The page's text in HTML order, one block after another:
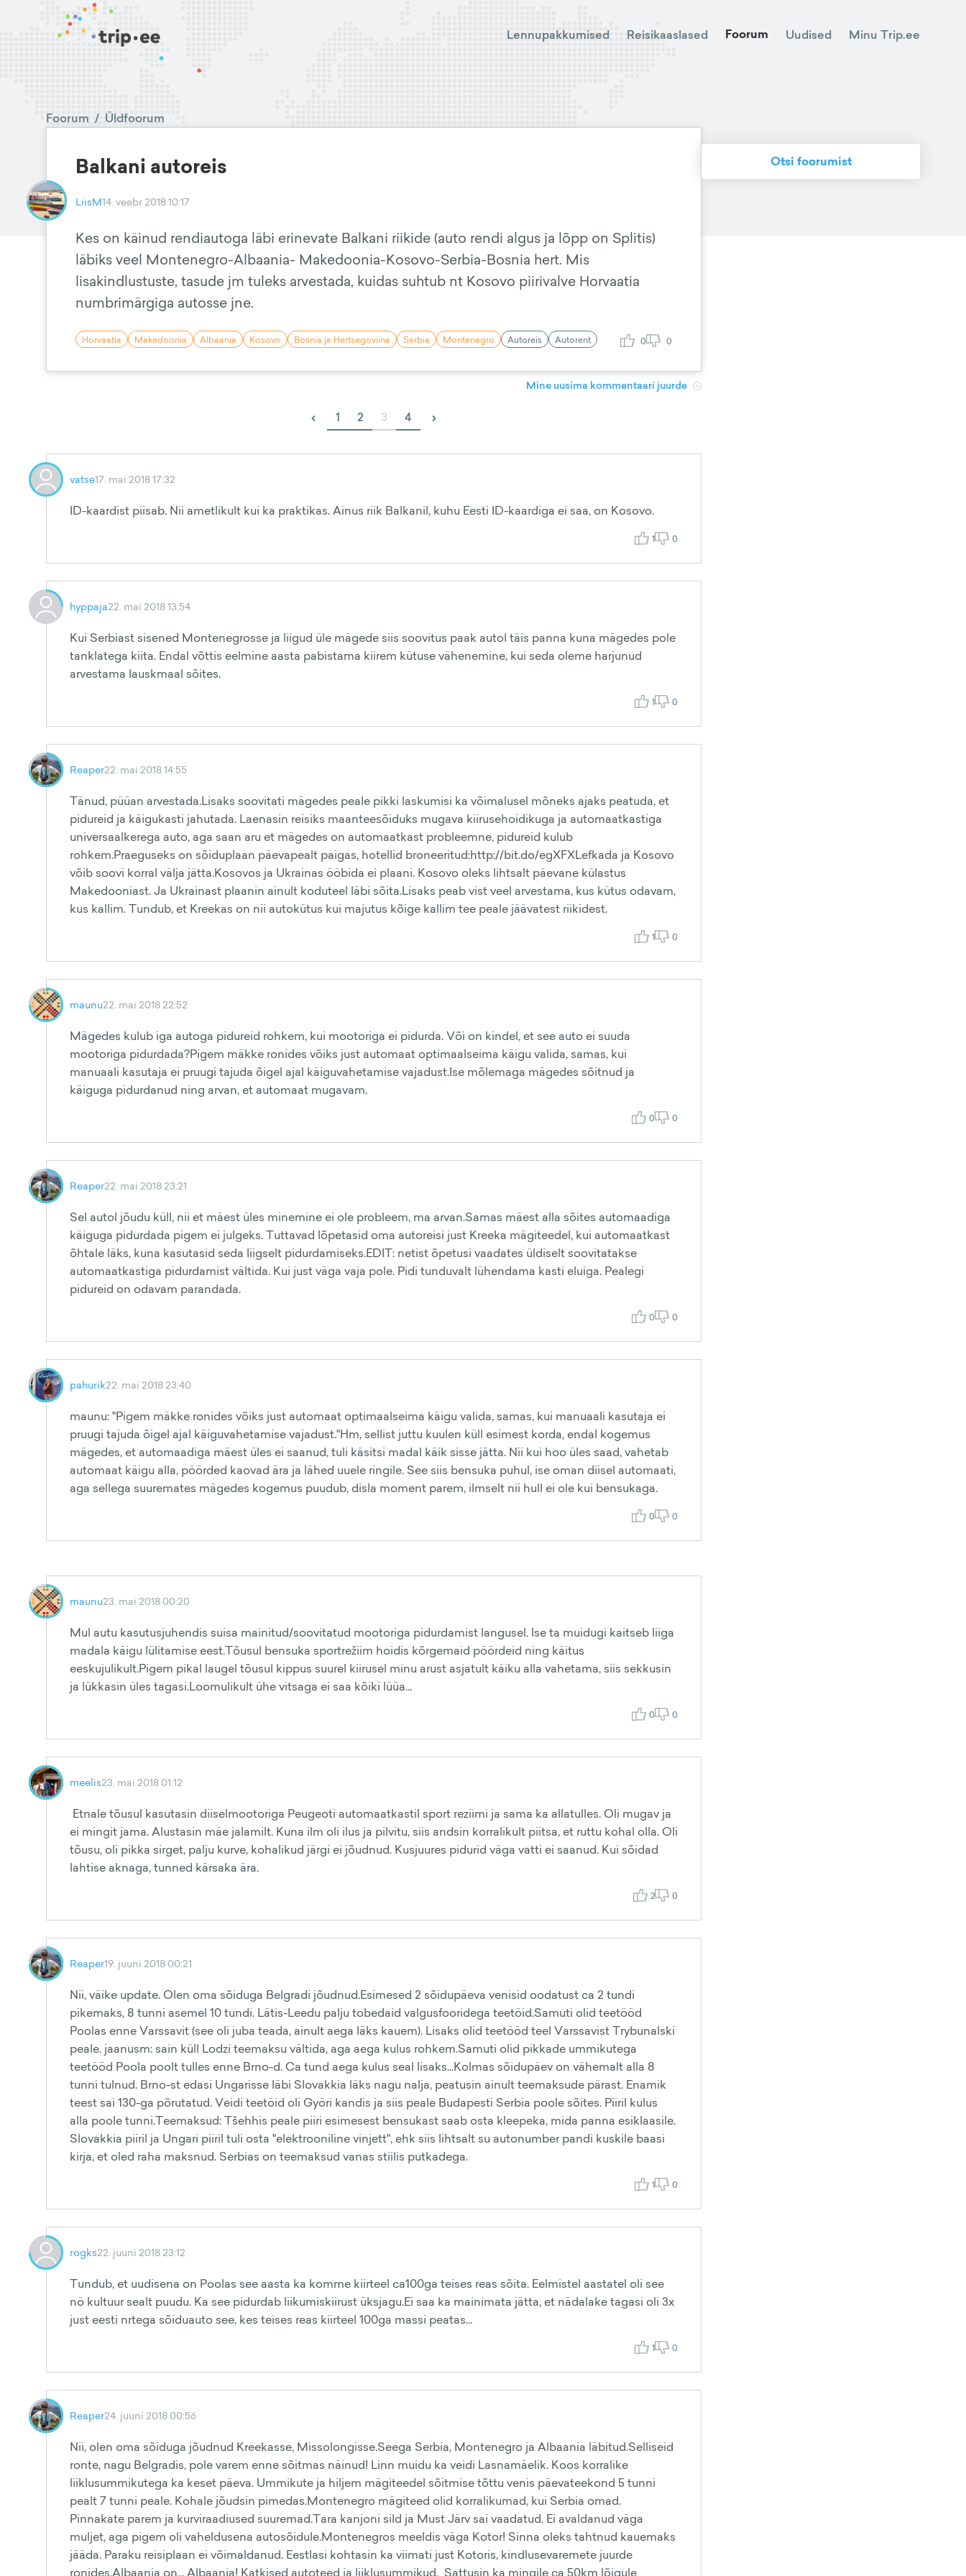
Lennupakkumised Reisikaaslased Foorum Uudised Minu Trip.ee
Foorum / Üldfoorum
Balkani autoreis
LiisM14. veebr 2018 10:17
Kes on käinud rendiautoga läbi erinevate Balkani riikide (auto rendi algus ja lõpp on Splitis)
läbiks veel Montenegro-Albaania- Makedoonia-Kosovo-Serbia-Bosnia hert. Mis
lisakindlustuste, tasude jm tuleks arvestada, kuidas suhtub nt Kosovo piirivalve Horvaatia
numbrimärgiga autosse jne.
Horvaatia Makedoonia Albaania Kosovo Bosnia ja Hertsegoviina Serbia Montenegro Autoreis Autorent 0 0
Mine uusima kommentaari juurde
‹ 1 2 3 4 ›
vatse17. mai 2018 17:32
ID-kaardist piisab. Nii ametlikult kui ka praktikas. Ainus riik Balkanil, kuhu Eesti ID-kaardiga ei saa, on Kosovo.
1 0
hyppaja22. mai 2018 13:54
Kui Serbiast sisened Montenegrosse ja liigud üle mägede siis soovitus paak autol täis panna kuna mägedes pole
tanklatega kiita. Endal võttis eelmine aasta pabistama kiirem kütuse vähenemine, kui seda oleme harjunud
arvestama lauskmaal sõites.
1 0
Reaper22. mai 2018 14:55
Tänud, püüan arvestada.Lisaks soovitati mägedes peale pikki laskumisi ka võimalusel mõneks ajaks peatuda, et
pidureid ja käigukasti jahutada. Laenasin reisiks maanteesõiduks mugava kiirusehoidikuga ja automaatkastiga
universaalkerega auto, aga saan aru et mägedes on automaatkast probleemne, pidureid kulub
rohkem.Praeguseks on sõiduplaan päevapealt paigas, hotellid broneeritud:http://bit.do/egXFXLefkada ja Kosovo
võib soovi korral välja jätta.Kosovos ja Ukrainas ööbida ei plaani. Kosovo oleks lihtsalt päevane külastus
Makedooniast. Ja Ukrainast plaanin ainult koduteel läbi sõita.Lisaks peab vist veel arvestama, kus kütus odavam,
kus kallim. Tundub, et Kreekas on nii autokütus kui majutus kõige kallim tee peale jäävatest riikidest.
1 0
maunu22. mai 2018 22:52
Mägedes kulub iga autoga pidureid rohkem, kui mootoriga ei pidurda. Või on kindel, et see auto ei suuda
mootoriga pidurdada?Pigem mäkke ronides võiks just automaat optimaalseima käigu valida, samas, kui
manuaali kasutaja ei pruugi tajuda õigel ajal käiguvahetamise vajadust.Ise mõlemaga mägedes sõitnud ja
käiguga pidurdanud ning arvan, et automaat mugavam.
0 0
Reaper22. mai 2018 23:21
Sel autol jõudu küll, nii et mäest üles minemine ei ole probleem, ma arvan.Samas mäest alla sõites automaadiga
käiguga pidurdada pigem ei julgeks. Tuttavad lõpetasid oma autoreisi just Kreeka mägiteedel, kui automaatkast
õhtale läks, kuna kasutasid seda liigselt pidurdamiseks.EDIT: netist õpetusi vaadates üldiselt soovitatakse
automaatkastiga pidurdamist vältida. Kui just väga vaja pole. Pidi tunduvalt lühendama kasti eluiga. Pealegi
pidureid on odavam parandada.
0 0
pahurik22. mai 2018 23:40
maunu: "Pigem mäkke ronides võiks just automaat optimaalseima käigu valida, samas, kui manuaali kasutaja ei
pruugi tajuda õigel ajal käiguvahetamise vajadust."Hm, sellist juttu kuulen küll esimest korda, endal kogemus
mägedes, et automaadiga mäest üles ei saanud, tuli käsitsi madal käik sisse jätta. Nii kui hoo üles saad, vahetab
automaat käigu alla, pöörded kaovad ära ja lähed uuele ringile. See siis bensuka puhul, ise oman diisel automaati,
aga sellega suuremates mägedes kogemus puudub, disla moment parem, ilmselt nii hull ei ole kui bensukaga.
0 0
maunu23. mai 2018 00:20
Mul autu kasutusjuhendis suisa mainitud/soovitatud mootoriga pidurdamist langusel. Ise ta muidugi kaitseb liiga
madala käigu lülitamise eest.Tõusul bensuka sportrežiim hoidis kõrgemaid pöördeid ning käitus
eeskujulikult.Pigem pikal laugel tõusul kippus suurel kiirusel minu arust asjatult käiku alla vahetama, siis sekkusin
ja lükkasin üles tagasi.Loomulikult ühe vitsaga ei saa kõiki lüüa...
0 0
meelis23. mai 2018 01:12
Etnale tõusul kasutasin diiselmootoriga Peugeoti automaatkastil sport reziimi ja sama ka allatulles. Oli mugav ja
ei mingit jama. Alustasin mäe jalamilt. Kuna ilm oli ilus ja pilvitu, siis andsin korralikult piitsa, et ruttu kohal olla. Oli
tõusu, oli pikka sirget, palju kurve, kohalikud järgi ei jõudnud. Kusjuures pidurid väga vatti ei saanud. Kui sõidad
lahtise aknaga, tunned kärsaka ära.
2 0
Reaper19. juuni 2018 00:21
Nii, väike update. Olen oma sõiduga Belgradi jõudnud.Esimesed 2 sõidupäeva venisid oodatust ca 2 tundi
pikemaks, 8 tunni asemel 10 tundi. Lätis-Leedu palju tobedaid valgusfooridega teetöid.Samuti olid teetööd
Poolas enne Varssavit (see oli juba teada, ainult aega läks kauem). Lisaks olid teetööd teel Varssavist Trybunalski
peale. jaanusm: sain küll Lodzi teemaksu vältida, aga aega kulus rohkem.Samuti olid pikkade ummikutega
teetööd Poola poolt tulles enne Brno-d. Ca tund aega kulus seal lisaks...Kolmas sõidupäev on vähemalt alla 8
tunni tulnud. Brno-st edasi Ungarisse läbi Slovakkia läks nagu nalja, peatusin ainult teemaksude pärast. Enamik
teest sai 130-ga põrutatud. Veidi teetöid oli Györi kandis ja siis peale Budapesti Serbia poole sõites. Piiril kulus
alla poole tunni.Teemaksud: Tšehhis peale piiri esimesest bensukast saab osta kleepeka, mida panna esiklaasile.
Slovakkia piiril ja Ungari piiril tuli osta "elektrooniline vinjett", ehk siis lihtsalt su autonumber pandi kuskile baasi
kirja, et oled raha maksnud. Serbias on teemaksud vanas stiilis putkadega.
1 0
rogks22. juuni 2018 23:12
Tundub, et uudisena on Poolas see aasta ka komme kiirteel ca100ga teises reas sõita. Eelmistel aastatel oli see
nö kultuur sealt puudu. Ka see pidurdab liikumiskiirust üksjagu.Ei saa ka mainimata jätta, et nädalake tagasi oli 3x
just eesti nrtega sõiduauto see, kes teises reas kiirteel 100ga massi peatas...
1 0
Reaper24. juuni 2018 00:56
Nii, olen oma sõiduga jõudnud Kreekasse, Missolongisse.Seega Serbia, Montenegro ja Albaania läbitud.Selliseid
ronte, nagu Belgradis, pole varem enne sõitmas näinud! Linn muidu ka veidi Lasnamäelik. Koos korralike
liiklusummikutega ka keset päeva. Ummikute ja hiljem mägiteedel sõitmise tõttu venis päevateekond 5 tunni
pealt 7 tunni peale. Kohale jõudsin pimedas.Montenegro mägiteed olid korralikumad, kui Serbia omad.
Pinnakate parem ja kurviraadiused suuremad.Tara kanjoni sild ja Must Järv sai vaadatud. Ei avaldanud väga
muljet, aga pigem oli vaheldusena autosõidule.Montenegros meeldis väga Kotor! Sinna oleks tahtnud kauemaks
jääda. Paraku reisiplaan ei võimaldanud. Eestlasi kohtasin ka viimati just Kotoris, kindlusevaremete juurde
ronides.Albaania on... Albaania! Katkised autoteed ja liiklusummikud. Sattusin ka mingile ca 50km lõigule
Otsi foorumist